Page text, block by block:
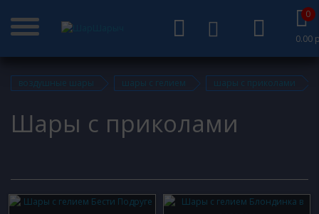
0
0.00
воздушные шары шары с гелием шары с приколами
Шары с приколами